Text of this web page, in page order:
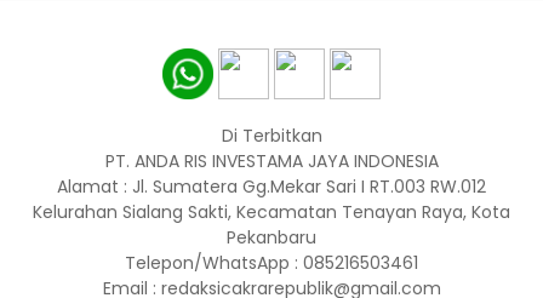
Di Terbitkan
PT. ANDA RIS INVESTAMA JAYA INDONESIA
Alamat : Jl. Sumatera Gg.Mekar Sari I RT.003 RW.012
Kelurahan Sialang Sakti, Kecamatan Tenayan Raya, Kota
Pekanbaru
Telepon/WhatsApp : 085216503461
Email : redaksicakrarepublik@gmail.com